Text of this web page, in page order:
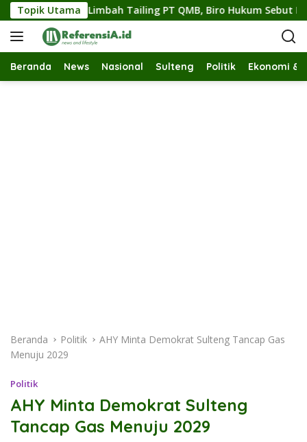
a
g
u
Topik Utama
Soal Limbah Tailing PT QMB, Biro Hukum Sebut
Beranda News Nasional Sulteng Politik Ekonomi &
Beranda Politik
AHY Minta Demokrat Sulteng Tancap Gas
Menuju 2029
Politik
AHY Minta Demokrat Sulteng
Tancap Gas Menuju 2029